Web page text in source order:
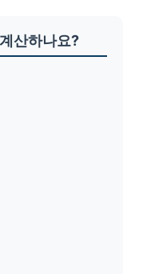
산하나요?